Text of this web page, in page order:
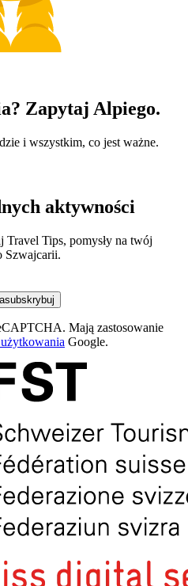
Zapytaj Alpiego.
i wszystkim, co jest ważne.
aktywności
Travel Tips, pomysły na twój
Szwajcarii.
Mają zastosowanie
Google.